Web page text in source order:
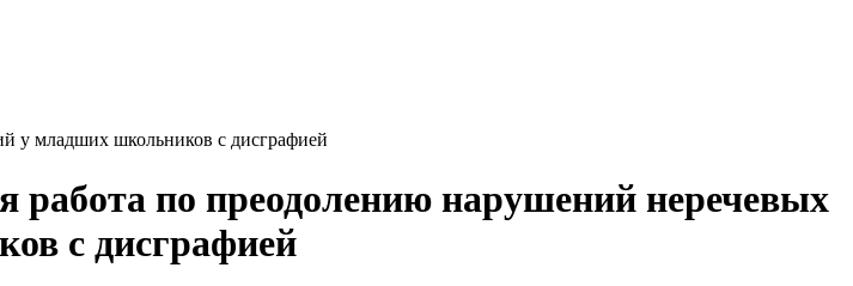
у младших школьников с дисграфией
работа по преодолению нарушений неречевых
с дисграфией